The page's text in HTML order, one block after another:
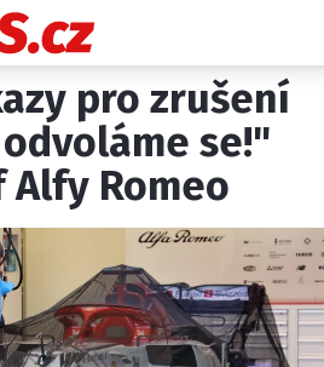
NOVINKY
GRAND PRIX
PADDOCK LINE
PROFILY JEZDCŮ
PROFILY TÝMŮ
pro zrušení
se!"
Romeo